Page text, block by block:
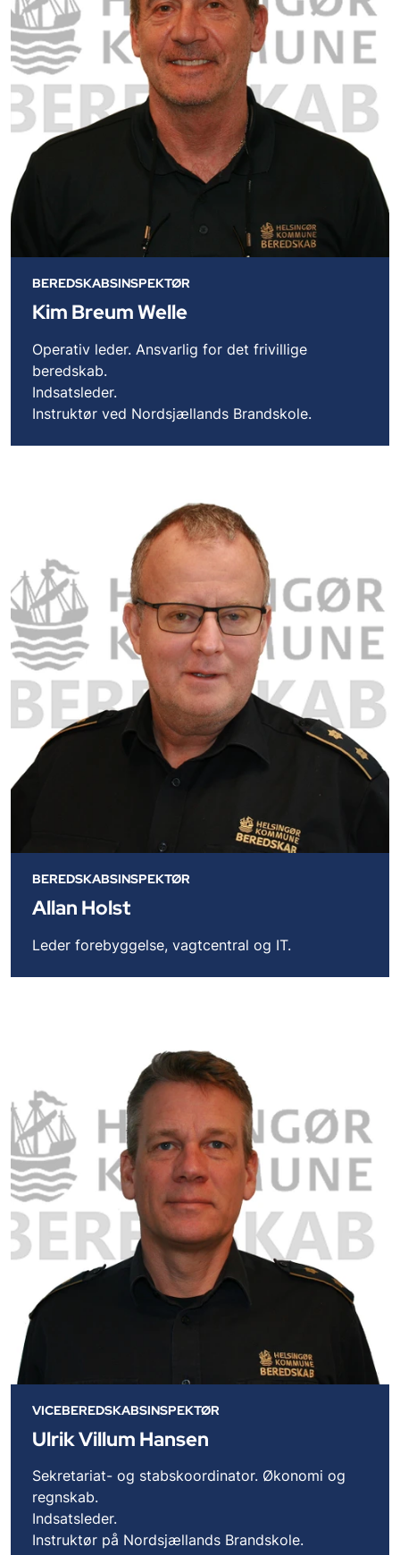
BEREDSKABSINSPEKTØR
Kim Breum Welle
Operativ leder. Ansvarlig for det frivillige
beredskab.
Indsatsleder.
Instruktør ved Nordsjællands Brandskole.
BEREDSKABSINSPEKTØR
Allan Holst
Leder forebyggelse, vagtcentral og IT.
VICEBEREDSKABSINSPEKTØR
Ulrik Villum Hansen
Sekretariat- og stabskoordinator. Økonomi og
regnskab.
Indsatsleder.
Instruktør på Nordsjællands Brandskole.